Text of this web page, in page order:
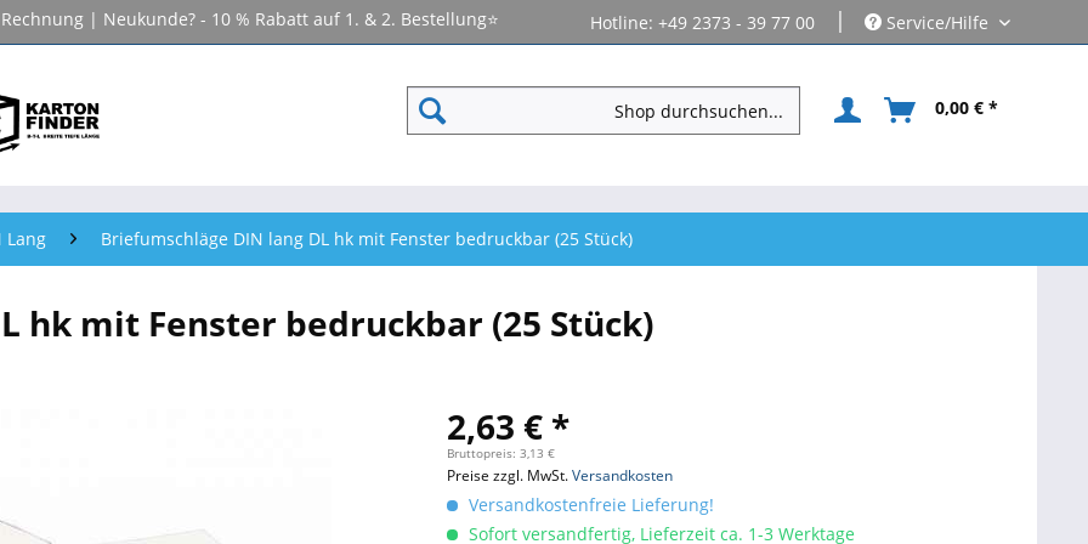
| Neukunde? - 10 % Rabatt auf 1. & 2. Bestellung⭐ Hotline: +49 2373 - 39 77 00 | Service/Hilfe
0,00 € *
Lang Briefumschläge DIN lang DL hk mit Fenster bedruckbar (25 Stück)
hk mit Fenster bedruckbar (25 Stück)
2,63 € *
Bruttopreis: 3,13 €
Preise zzgl. MwSt.Versandkosten
Versandkostenfreie Lieferung!
Sofort versandfertig, Lieferzeit ca. 1-3 Werktage